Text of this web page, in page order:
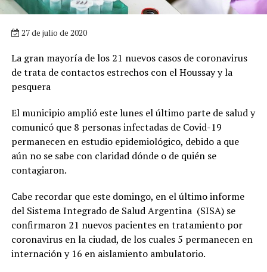
27 de julio de 2020
La gran mayoría de los 21 nuevos casos de coronavirus
de trata de contactos estrechos con el Houssay y la
pesquera
El municipio amplió este lunes el último parte de salud y
comunicó que 8 personas infectadas de Covid-19
permanecen en estudio epidemiológico, debido a que
aún no se sabe con claridad dónde o de quién se
contagiaron.
Cabe recordar que este domingo, en el último informe
del Sistema Integrado de Salud Argentina (SISA) se
confirmaron 21 nuevos pacientes en tratamiento por
coronavirus en la ciudad, de los cuales 5 permanecen en
internación y 16 en aislamiento ambulatorio.